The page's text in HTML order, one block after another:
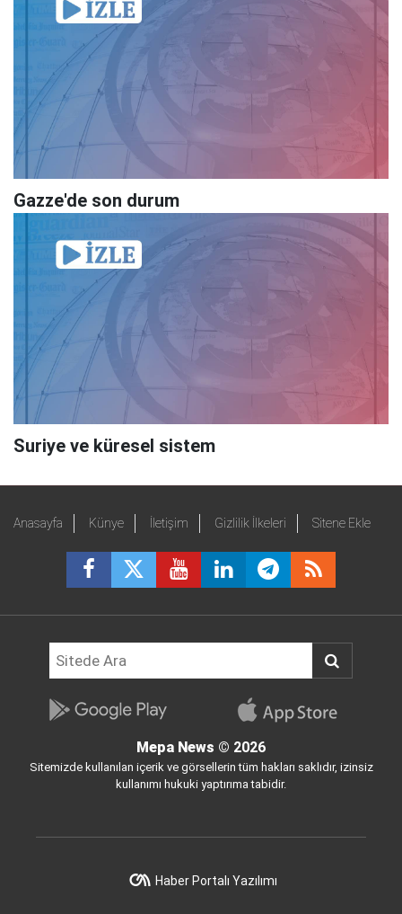
Gazze'de son durum
Suriye ve küresel sistem
Anasayfa Künye İletişim Gizlilik İlkeleri Sitene Ekle
Mepa News © 2026
Sitemizde kullanılan içerik ve görsellerin tüm hakları saklıdır, izinsiz
kullanımı hukuki yaptırıma tabidir.
Haber Portalı Yazılımı